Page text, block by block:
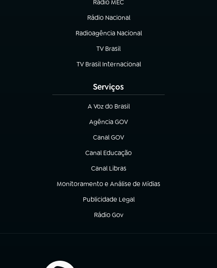
Rádio MEC
(abre em nova aba)
Rádio Nacional
Radioagência Nacional
(abre em nova aba)
TV Brasil
(abre em nova aba)
TV Brasil Internacional
(abre em nova aba)
Serviços
A Voz do Brasil
(abre em nova aba)
Agência GOV
(abre em nova aba)
Canal GOV
(abre em nova aba)
Canal Educação
(abre em nova aba)
Canal Libras
(abre em nova aba)
Monitoramento e Análise de Mídias
(abre em nova aba)
Publicidade Legal
(abre em nova aba)
Rádio Gov
(abre em nova aba)